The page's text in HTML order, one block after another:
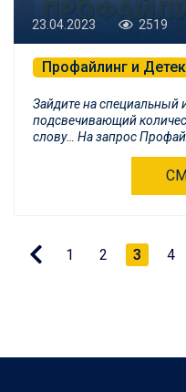
23.04.2023 2519
Профайлинг и
Зайдите на специальный
подсвечивающий
слову… На запрос
1 2 3 4